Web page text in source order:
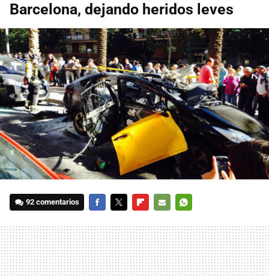
Barcelona, dejando heridos leves
92 comentarios
MAIL